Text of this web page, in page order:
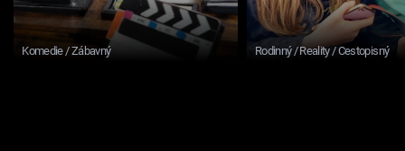
Komedie / Zábavný Rodinný / Reality / Cestopisný